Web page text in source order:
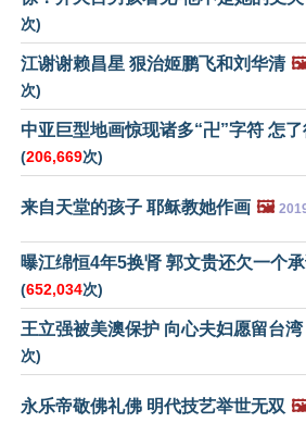
次)
江谢谢赖昌星 狠治姬鹏飞和刘华清
次)
中亚巨型地画惊现诸多“卍”字符 怎了
(206,669次)
来自天堂的孩子 耶稣教她作画 🖼️
曝江绵恒4年5换肾 郭文贵还欠一个
(652,034次)
王立强被美澳保护 向心夫妇愿留台湾
次)
永乐帝敬佛礼佛 明代技艺举世无双